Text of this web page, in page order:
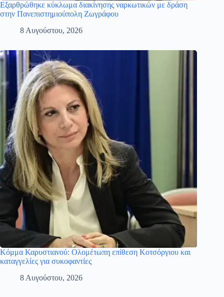
Εξαρθρώθηκε κύκλωμα διακίνησης ναρκωτικών με δράση
στην Πανεπιστημιούπολη Ζωγράφου
8 Αυγούστου, 2026
Κόμμα Καρυστιανού: Ολομέτωπη επίθεση Κοτσόργιου και
καταγγελίες για συκοφαντίες
8 Αυγούστου, 2026